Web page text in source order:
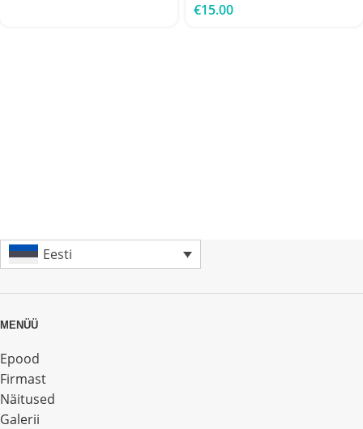
€15.00
Eesti
MENÜÜ
Epood
Firmast
Näitused
Galerii